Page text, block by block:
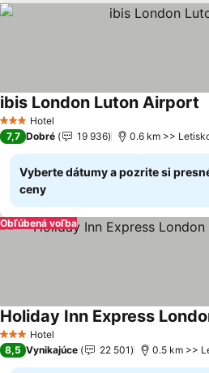
3 Počet hviezdičiek
Hotel
ibis London Luton Airport
7,7 Dobré 19 936 0.6 km >>
Vyberte dátumy a pozrite si
ceny
Obľúbená voľba
3 Počet hviezdičiek
Hotel
8,5 Vynikajúce 22 501 0.5 km >>